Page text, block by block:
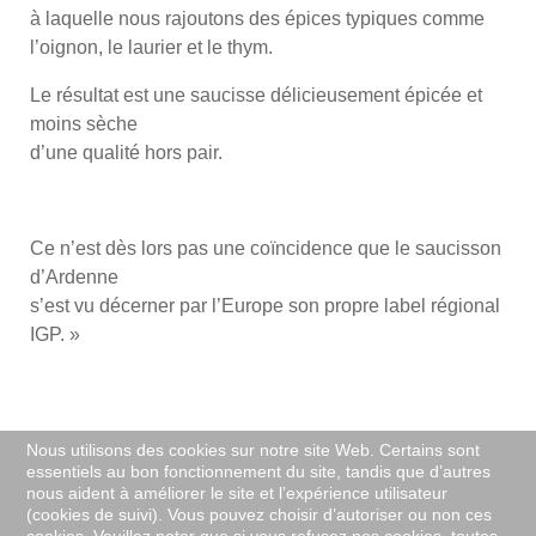
à laquelle nous rajoutons des épices typiques comme
l’oignon, le laurier et le thym.
Le résultat est une saucisse délicieusement épicée et
moins sèche
d’une qualité hors pair.
Ce n’est dès lors pas une coïncidence que le saucisson
d’Ardenne
s’est vu décerner par l’Europe son propre label régional
IGP. »
info@tourtoer.be
Nous utilisons des cookies sur notre site Web. Certains sont
essentiels au bon fonctionnement du site, tandis que d’autres
nous aident à améliorer le site et l’expérience utilisateur
(cookies de suivi). Vous pouvez choisir d’autoriser ou non ces